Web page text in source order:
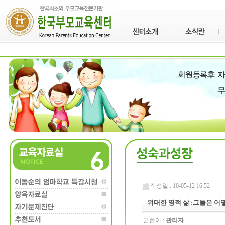
작성일 : 10-05-12 16:52
위대한 영적 삶 :그들은 어
글쓴이 : 관리자